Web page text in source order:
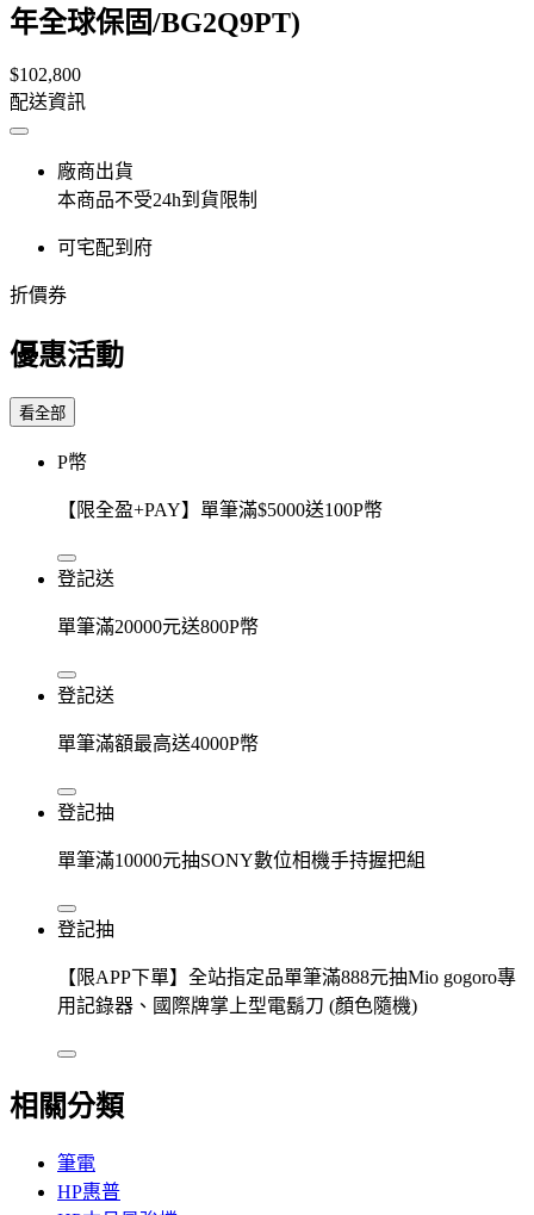
年全球保固/BG2Q9PT)
$102,800
配送資訊
廠商出貨
本商品不受24h到貨限制
可宅配到府
折價券
優惠活動
看全部
P幣
【限全盈+PAY】單筆滿$5000送100P幣
登記送
單筆滿20000元送800P幣
登記送
單筆滿額最高送4000P幣
登記抽
單筆滿10000元抽SONY數位相機手持握把組
登記抽
【限APP下單】全站指定品單筆滿888元抽Mio gogoro專
用記錄器、國際牌掌上型電鬍刀 (顏色隨機)
相關分類
筆電
HP惠普